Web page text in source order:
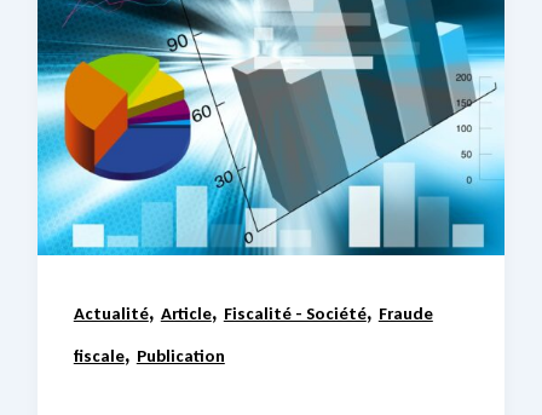
Actualité, Article, Fiscalité - Société, Fraude
fiscale, Publication